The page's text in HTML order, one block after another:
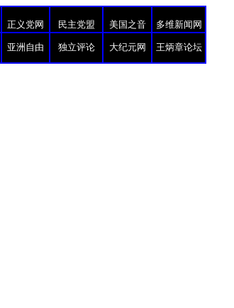
正义党网 民主党盟 美国之音 多维新闻网
亚洲自由 独立评论 大纪元网 王炳章论坛